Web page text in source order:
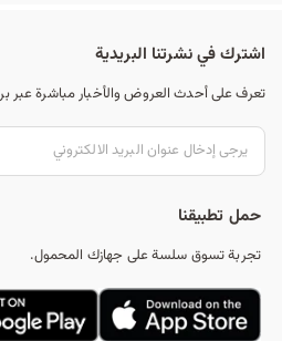
اشترك في نشرتنا البريدية
تعرف على أحدث العروض والأخبار مباشرة عبر
حمل تطبيقنا
تجربة تسوق سلسة على جهازك المحمول.